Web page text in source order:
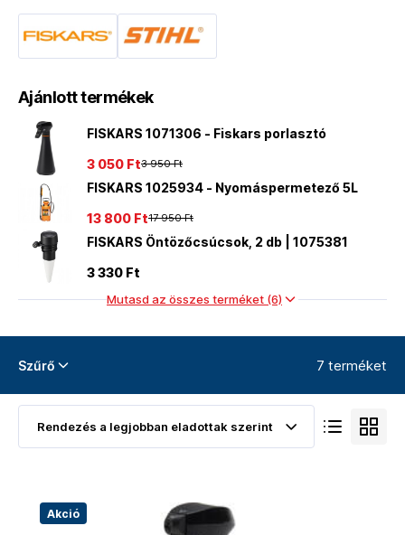
Ajánlott termékek
FISKARS 1071306 - Fiskars porlasztó
3 950 Ft
3 050 Ft
FISKARS 1025934 - Nyomáspermetező 5L
17 950 Ft
13 800 Ft
FISKARS Öntözőcsúcsok, 2 db | 1075381
3 330 Ft
Mutasd az összes terméket (6)
Szűrő 7 terméket
Akció